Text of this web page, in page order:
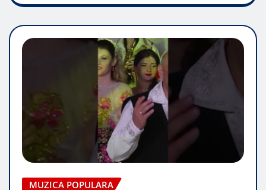
MUZICA POPULARA